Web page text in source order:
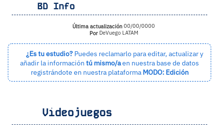
BD Info
Última actualización 00/00/0000
PorDeVuego LATAM
¿Es tu estudio? Puedes reclamarlo para editar, actualizar y
añadir la información tú mismo/aen nuestra base de datos
registrándote en nuestra plataforma MODO: Edición
Videojuegos